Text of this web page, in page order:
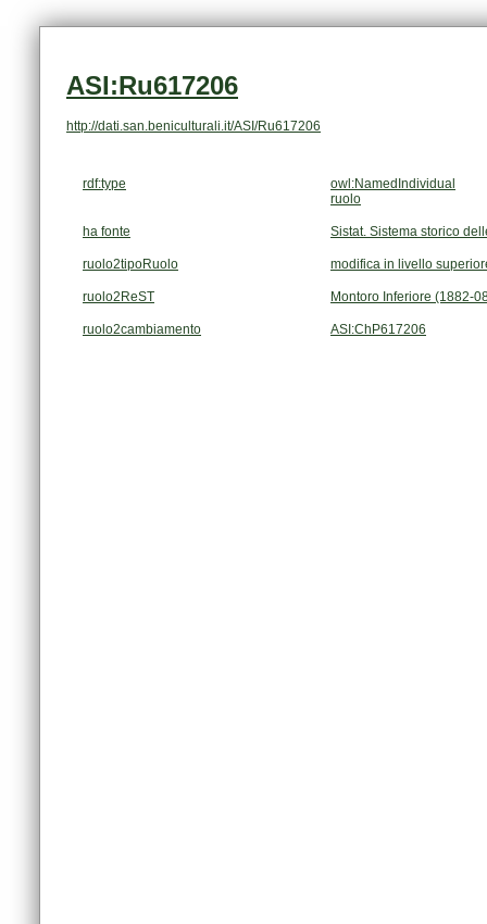
ASI:Ru617206
http://dati.san.beniculturali.it/ASI/Ru617206
rdf:type
owl:NamedIndividual
ruolo
ha fonte Sistat. Sistema storico
ruolo2tipoRuolo modifica in livello
ruolo2ReST Montoro Inferiore (1882-
ruolo2cambiamento ASI:ChP617206